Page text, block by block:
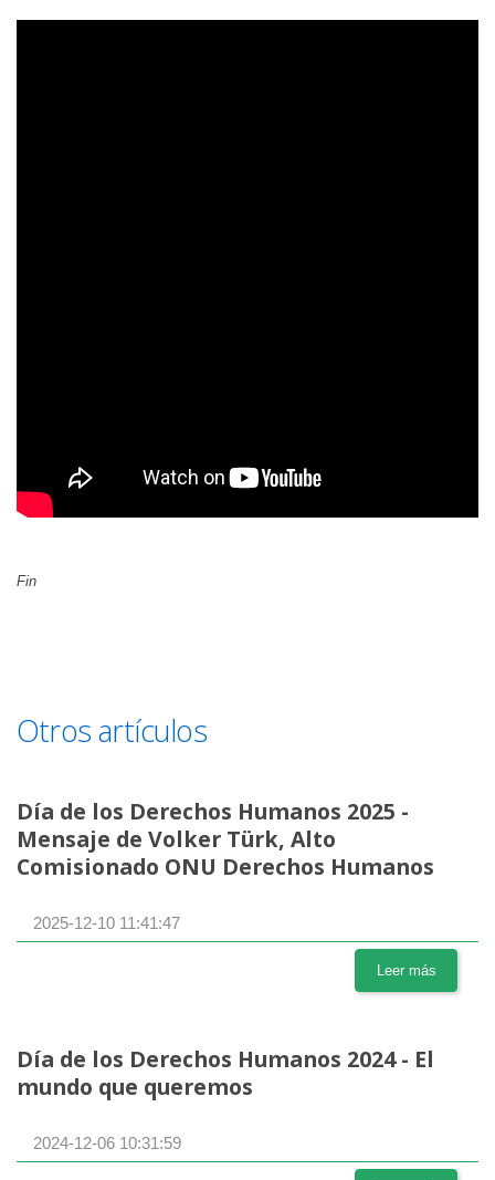
Fin
Otros artículos
Día de los Derechos Humanos 2025 -
Mensaje de Volker Türk, Alto
Comisionado ONU Derechos Humanos
2025-12-10 11:41:47
Leer más
Día de los Derechos Humanos 2024 - El
mundo que queremos
2024-12-06 10:31:59